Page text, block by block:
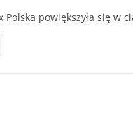
Polska powiększyła się w